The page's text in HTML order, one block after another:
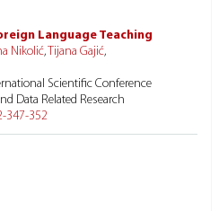
Language Teaching
Nikolić, Tijana Gajić,
Scientific Conference
Data Related Research
347-352